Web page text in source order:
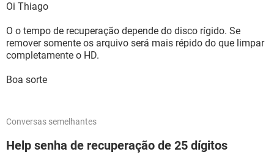
Oi Thiago
O o tempo de recuperação depende do disco rígido. Se
remover somente os arquivo será mais répido do que limpar
completamente o HD.
Boa sorte
Conversas semelhantes
Help senha de recuperação de 25 dígitos